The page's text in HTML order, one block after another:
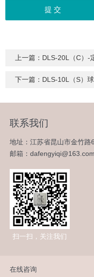
上一篇： DLS-20L（C）-
下一篇： DLS-10L（S）
联系我们
地址：江苏省昆山市金竹路
邮箱：dafengyiqi@163.com
扫一扫，关注我们
在线咨询